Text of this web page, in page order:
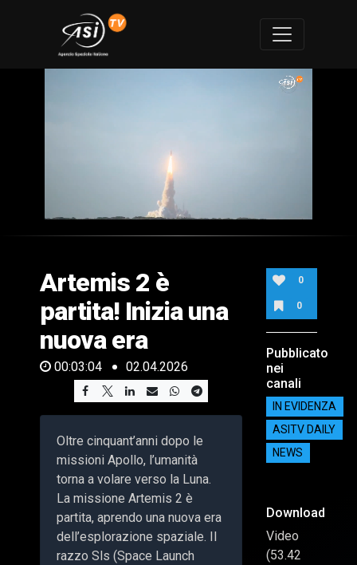
of
4
seconds
Artemis 2 è
partita! Inizia una
nuova era
00:03:04 02.04.2026
Oltre cinquant’anni dopo le
missioni Apollo, l’umanità
torna a volare verso la Luna.
La missione Artemis 2 è
partita, aprendo una nuova era
dell’esplorazione spaziale. Il
razzo Sls (Space Launch
0
0
Pubblicato
nei
canali
IN EVIDENZA
ASITV DAILY
NEWS
Download
Video
(53.42